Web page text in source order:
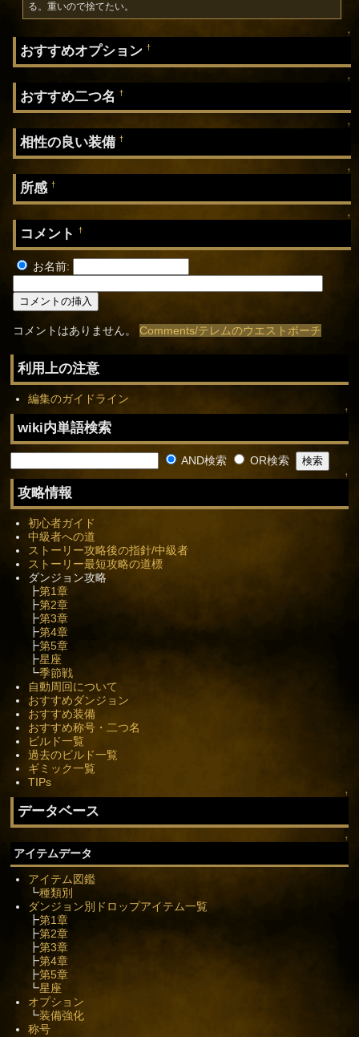
る。重いので捨てたい。
↑
おすすめオプション†
↑
おすすめ二つ名†
↑
相性の良い装備†
↑
所感†
↑
コメント†
お名前:
コメントはありません。Comments/テレムのウエストポーチ
利用上の注意
編集のガイドライン
↑
wiki内単語検索
AND検索 OR検索
↑
攻略情報
初心者ガイド
中級者への道
ストーリー攻略後の指針/中級者
ストーリー最短攻略の道標
ダンジョン攻略
┣第1章
┣第2章
┣第3章
┣第4章
┣第5章
┣星座
┗季節戦
自動周回について
おすすめダンジョン
おすすめ装備
おすすめ称号・二つ名
ビルド一覧
過去のビルド一覧
ギミック一覧
TIPs
↑
データベース
↑
アイテムデータ
アイテム図鑑
┗種類別
ダンジョン別ドロップアイテム一覧
┣第1章
┣第2章
┣第3章
┣第4章
┣第5章
┗星座
オプション
┗装備強化
称号